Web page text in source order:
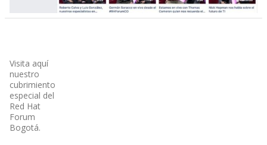
Visita aquí
nuestro
cubrimiento
especial del
Red Hat
Forum
Bogotá.